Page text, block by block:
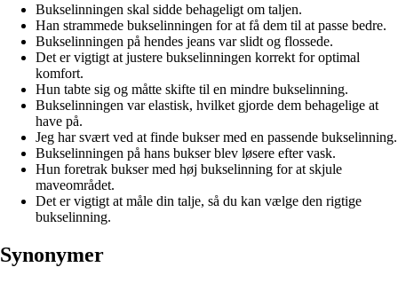
Bukselinningen skal sidde behageligt om taljen.
Han strammede bukselinningen for at få dem til at passe bedre.
Bukselinningen på hendes jeans var slidt og flossede.
Det er vigtigt at justere bukselinningen korrekt for optimal
komfort.
Hun tabte sig og måtte skifte til en mindre bukselinning.
Bukselinningen var elastisk, hvilket gjorde dem behagelige at
have på.
Jeg har svært ved at finde bukser med en passende bukselinning.
Bukselinningen på hans bukser blev løsere efter vask.
Hun foretrak bukser med høj bukselinning for at skjule
maveområdet.
Det er vigtigt at måle din talje, så du kan vælge den rigtige
bukselinning.
Synonymer